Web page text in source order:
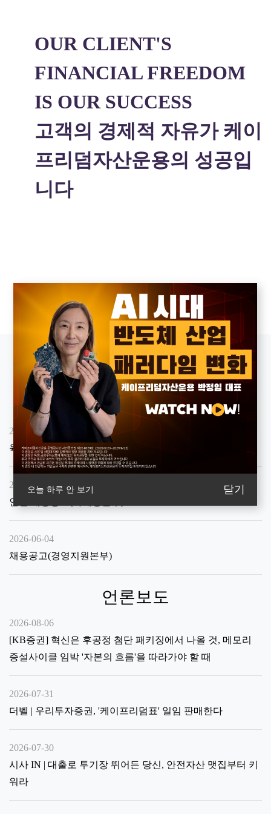
OUR CLIENT'S
FINANCIAL FREEDOM
IS OUR SUCCESS
고객의 경제적 자유가 케이
프리덤자산운용의 성공입
니다
일반 공지
2026-08-07
육아휴직 대체인력 채용 공고(경영지원본부)
2026-06-15
인턴 채용공고(마케팅본부)
2026-06-04
채용공고(경영지원본부)
언론보도
2026-08-06
[KB증권] 혁신은 후공정 첨단 패키징에서 나올 것, 메모리
증설사이클 임박 '자본의 흐름'을 따라가야 할 때
2026-07-31
더벨 | 우리투자증권, '케이프리덤표' 일임 판매한다
2026-07-30
시사 IN | 대출로 투기장 뛰어든 당신, 안전자산 맷집부터 키
워라
오늘 하루 안 보기 닫기